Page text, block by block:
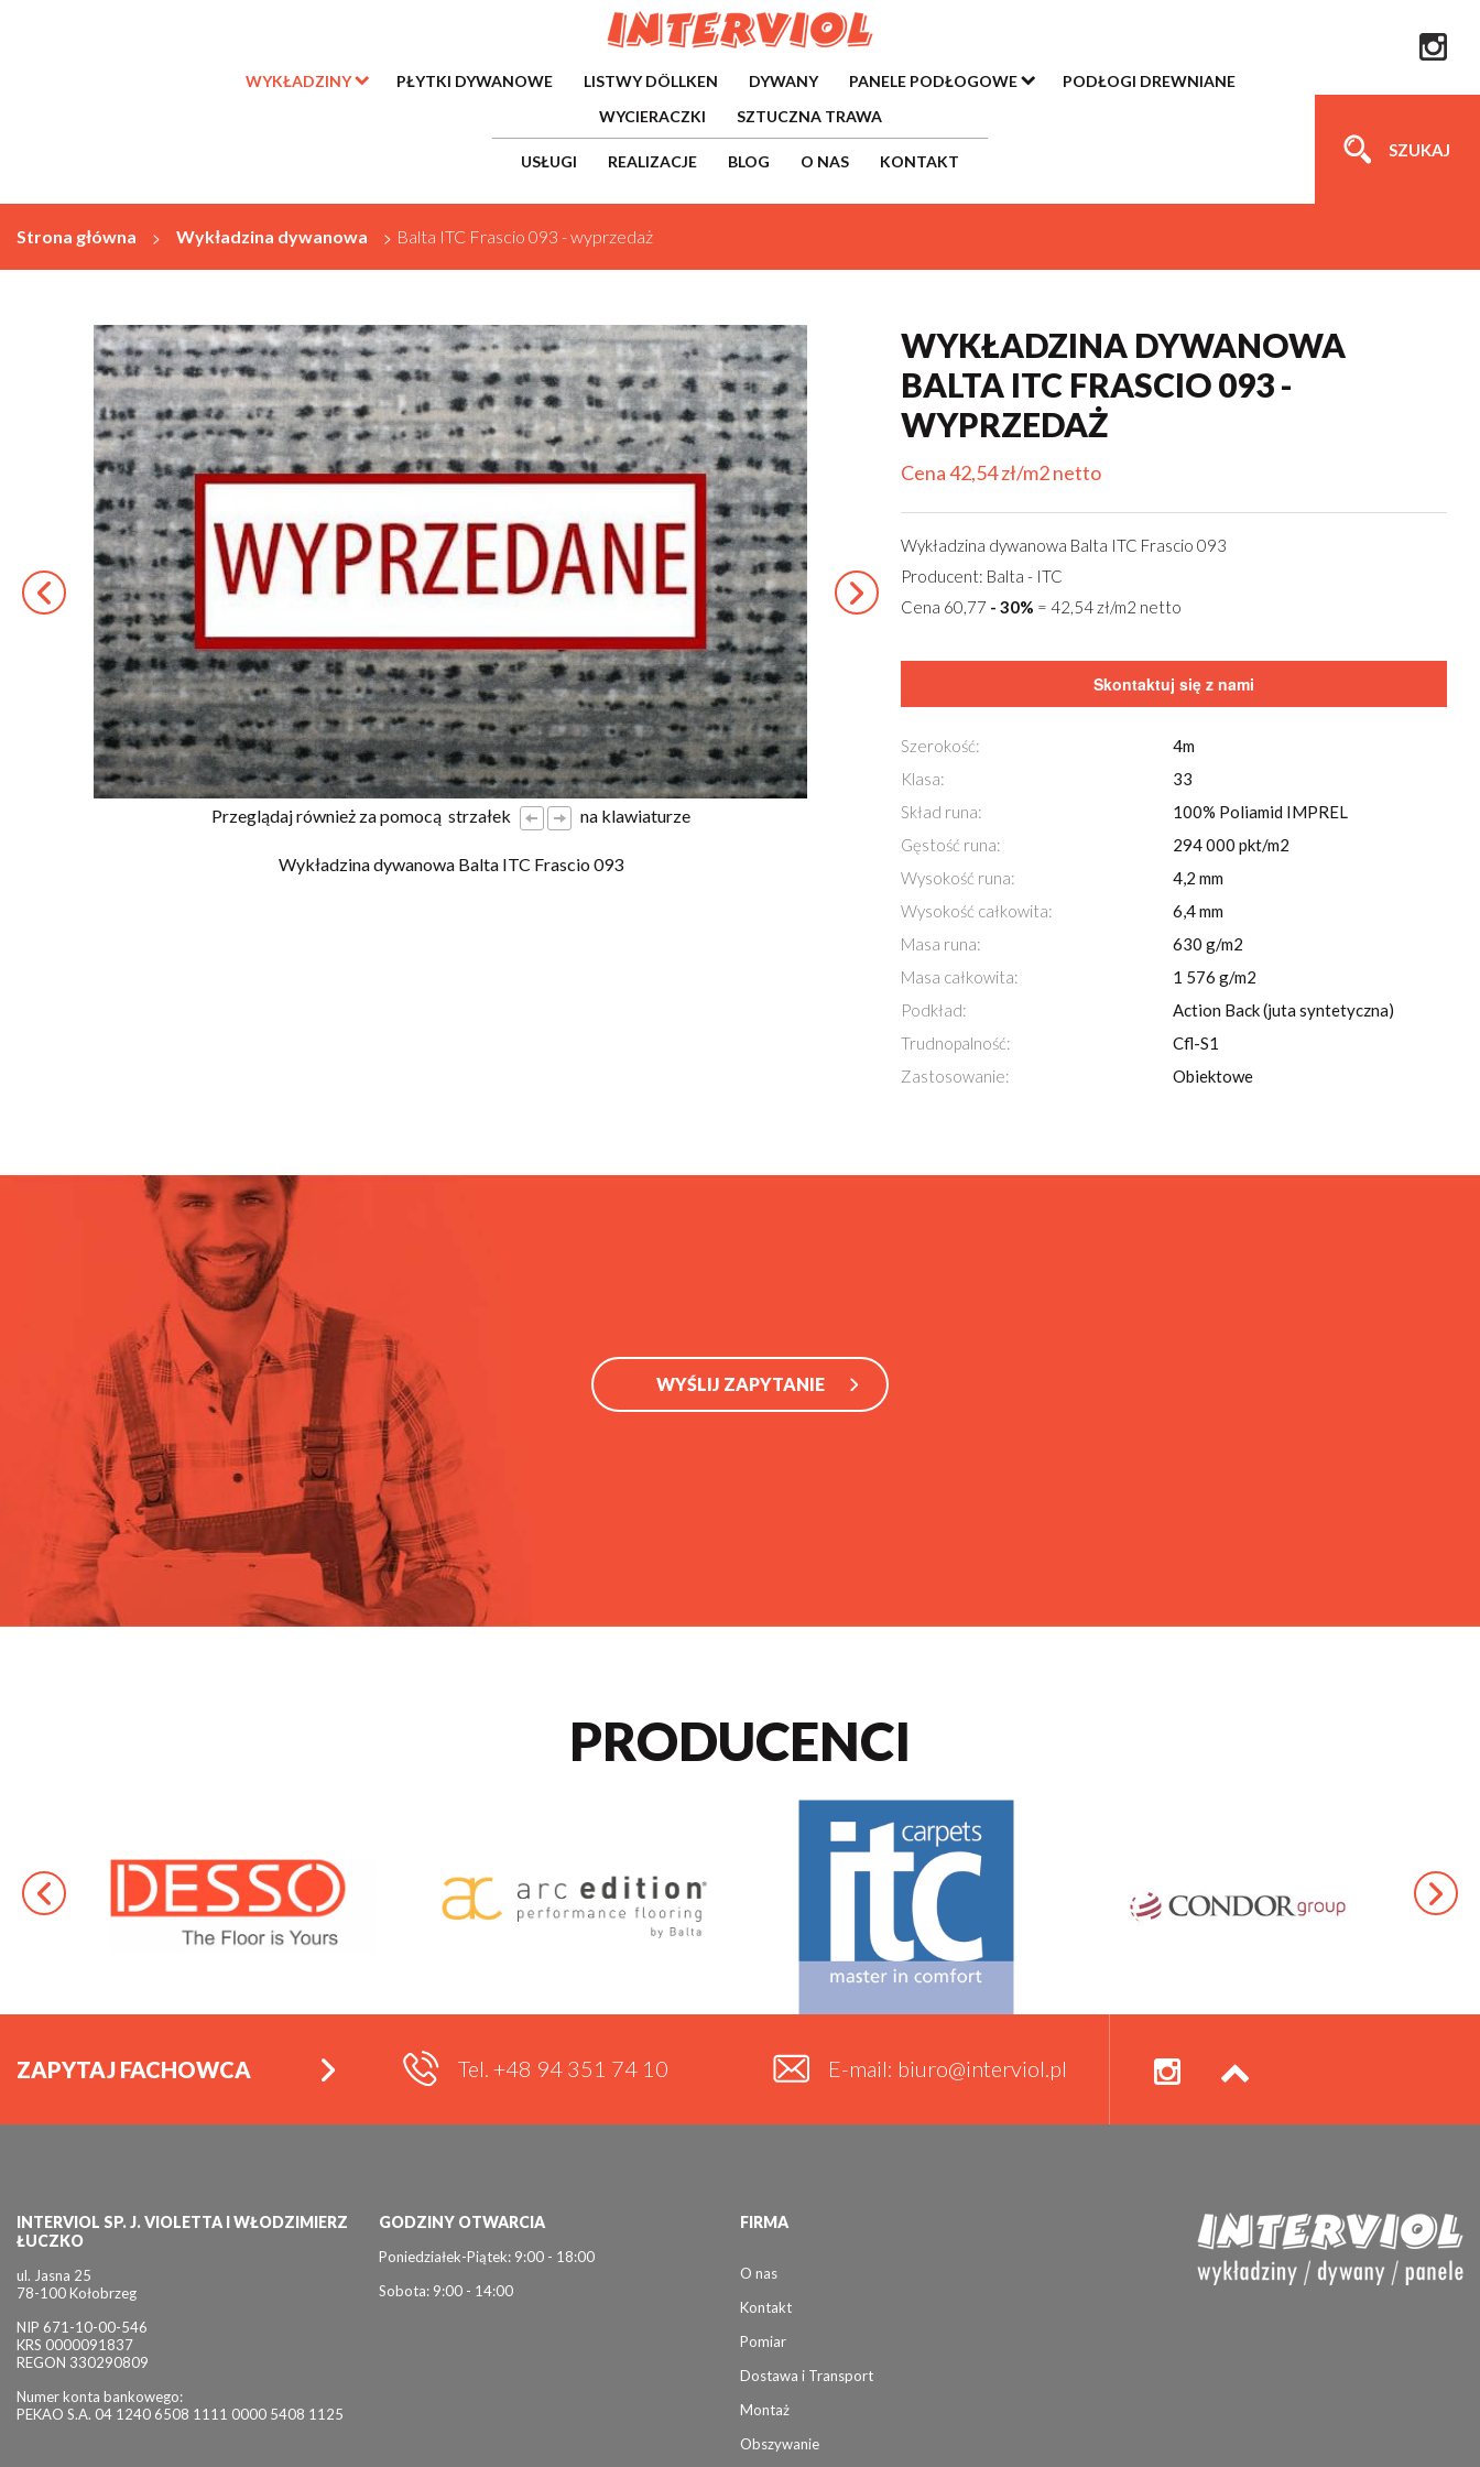
WYKŁADZINY PŁYTKI DYWANOWE LISTWY DÖLLKEN DYWANY PANELE PODŁOGOWE
PODŁOGI DREWNIANE
WYCIERACZKI
SZTUCZNA TRAWA
USŁUGI REALIZACJE BLOG O NAS KONTAKT
SZUKAJ
Strona główna > Wykładzina dywanowa > Balta ITC Frascio 093 - wyprzedaż
Przeglądaj również za pomocą strzałek na klawiaturze
Wykładzina dywanowa Balta ITC Frascio 093
Przeglądaj również za pomocąstrzałek
WYKŁADZINA DYWANOWA
BALTA ITC FRASCIO 093 -
WYPRZEDAŻ
Cena 42,54 zł/m2 netto
Wykładzina dywanowa Balta ITC Frascio 093
Producent: Balta - ITC
Cena 60,77 - 30% = 42,54 zł/m2 netto
Skontaktuj się z nami
Szerokość:
4m
Klasa:
33
Skład runa:
100% Poliamid IMPREL
Gęstość runa:
294 000 pkt/m2
Wysokość runa:
4,2 mm
Wysokość całkowita:
6,4 mm
Masa runa:
630 g/m2
Masa całkowita:
1 576 g/m2
Podkład:
Action Back (juta syntetyczna)
Trudnopalność:
Cfl-S1
Zastosowanie:
Obiektowe
WYŚLIJ ZAPYTANIE
PRODUCENCI
ZAPYTAJ FACHOWCA Tel. +48 94 351 74 10 E-mail: biuro@interviol.pl
INTERVIOL SP. J. VIOLETTA I WŁODZIMIERZ
ŁUCZKO
ul. Jasna 25
78-100 Kołobrzeg
NIP 671-10-00-546
KRS 0000091837
REGON 330290809
Numer konta bankowego:
PEKAO S.A. 04 1240 6508 1111 0000 5408 1125
GODZINY OTWARCIA
Poniedziałek-Piątek: 9:00 - 18:00
Sobota: 9:00 - 14:00
FIRMA
O nas
Kontakt
Pomiar
Dostawa i Transport
Montaż
Obszywanie